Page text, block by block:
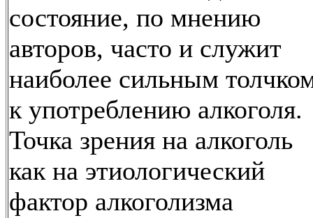
состояние, по мнению
авторов, часто и служит
наиболее сильным
к употреблению алкоголя.
Точка зрения на алкоголь
как на этиологический
фактор алкоголизма